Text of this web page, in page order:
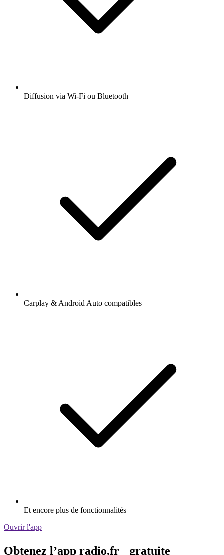
Diffusion via Wi-Fi ou Bluetooth
Carplay & Android Auto compatibles
Et encore plus de fonctionnalités
Ouvrir l'app
Obtenez l’app radio.fr gratuite